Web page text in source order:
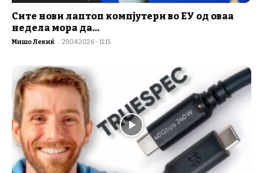
Сите нови лаптоп компјутери во ЕУ од оваа
недела мора да...
Мишо Лекиќ - 29.04.2026 - 11:15